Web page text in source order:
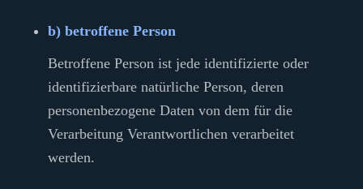
b) betroffene Person
Betroffene Person ist jede identifizierte oder
identifizierbare natürliche Person, deren
personenbezogene Daten von dem für die
Verarbeitung Verantwortlichen verarbeitet
werden.